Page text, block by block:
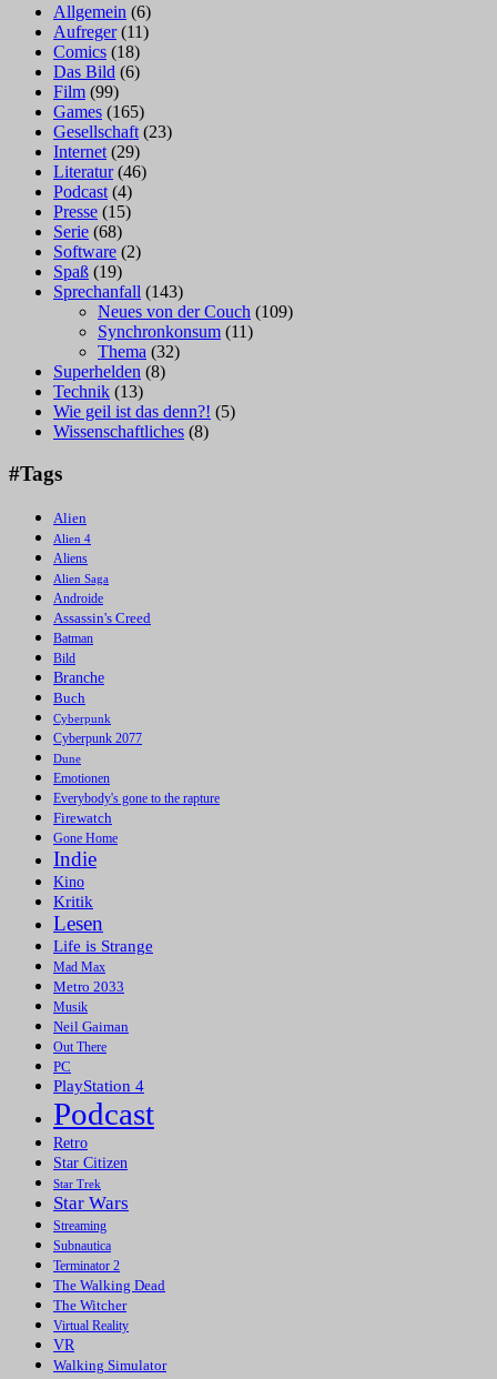
Allgemein (6)
Aufreger(11)
Comics (18)
Das Bild (6)
Film (99)
Games (165)
Gesellschaft (23)
Internet (29)
Literatur(46)
Podcast (4)
Presse (15)
Serie (68)
Software (2)
Spaß (19)
Sprechanfall (143)
Neues von der Couch (109)
Synchronkonsum (11)
Thema (32)
Superhelden (8)
Technik (13)
Wie geil ist das denn?! (5)
Wissenschaftliches (8)
#Tags
Alien
Alien 4
Aliens
Alien Saga
Androide
Assassin's Creed
Batman
Bild
Branche
Buch
Cyberpunk
Cyberpunk 2077
Dune
Emotionen
Everybody's gone to the rapture
Firewatch
Gone Home
Indie
Kino
Kritik
Lesen
Life is Strange
Mad Max
Metro 2033
Musik
Neil Gaiman
Out There
PC
PlayStation 4
Podcast
Retro
Star Citizen
Star Trek
Star Wars
Streaming
Subnautica
Terminator 2
The Walking Dead
The Witcher
Virtual Reality
VR
Walking Simulator